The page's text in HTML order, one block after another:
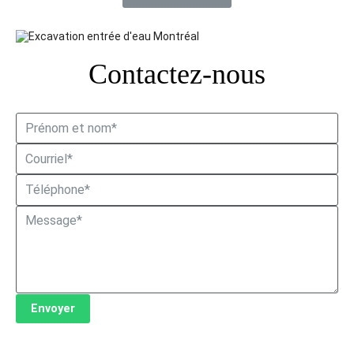
Contactez-nous
Envoyer